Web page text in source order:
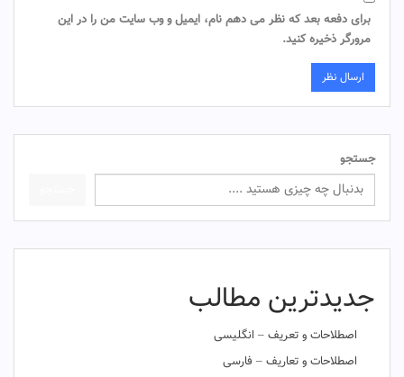
برای دفعه بعد که نظر می دهم نام، ایمیل و وب سایت من را در این
مرورگر ذخیره کنید.
جستجو
جدیدترین مطالب
اصطلاحات و تعریف – انگلیسی
اصطلاحات و تعاریف – فارسی